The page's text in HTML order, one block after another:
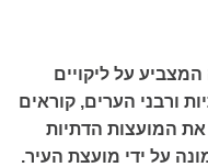
על ליקויים
ורבני הערים, קוראים
המועצות הדתיות
על ידי מועצת העיר.